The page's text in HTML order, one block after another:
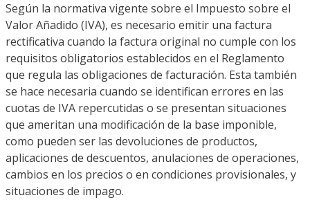
Según la normativa vigente sobre el Impuesto sobre el
Valor Añadido (IVA), es necesario emitir una factura
rectificativa cuando la factura original no cumple con los
requisitos obligatorios establecidos en el Reglamento
que regula las obligaciones de facturación. Esta también
se hace necesaria cuando se identifican errores en las
cuotas de IVA repercutidas o se presentan situaciones
que ameritan una modificación de la base imponible,
como pueden ser las devoluciones de productos,
aplicaciones de descuentos, anulaciones de operaciones,
cambios en los precios o en condiciones provisionales, y
situaciones de impago.